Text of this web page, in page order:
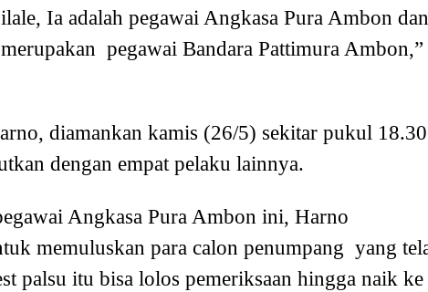
Ia adalah pegawai Angkasa Pura Ambon dan
pegawai Bandara Pattimura Ambon,”
diamankan kamis (26/5) sekitar pukul 18.30
dengan empat pelaku lainnya.
Angkasa Pura Ambon ini, Harno
memuluskan para calon penumpang yang
palsu itu bisa lolos pemeriksaan hingga naik ke